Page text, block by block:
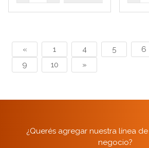
« 1 4 5 6
9
10 »
¿Querés agregar nuestra línea
negocio?